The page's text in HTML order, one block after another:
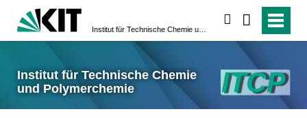
Institut für Technische Chemie
und Polymerchemie